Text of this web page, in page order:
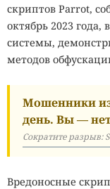
скриптов Parrot,
октябрь 2023
системы,
методов
Мошенники
день. Вы —
Сократите разрыв:
Вредоносные